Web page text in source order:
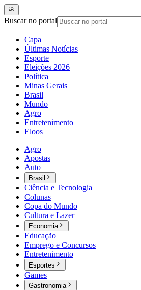
Buscar no portal
Capa
Últimas Notícias
Esporte
Eleições 2026
Política
Minas Gerais
Brasil
Mundo
Agro
Entretenimento
Eloos
Agro
Apostas
Auto
Brasil
Ciência e Tecnologia
Colunas
Copa do Mundo
Cultura e Lazer
Economia
Educação
Emprego e Concursos
Entretenimento
Esportes
Games
Gastronomia